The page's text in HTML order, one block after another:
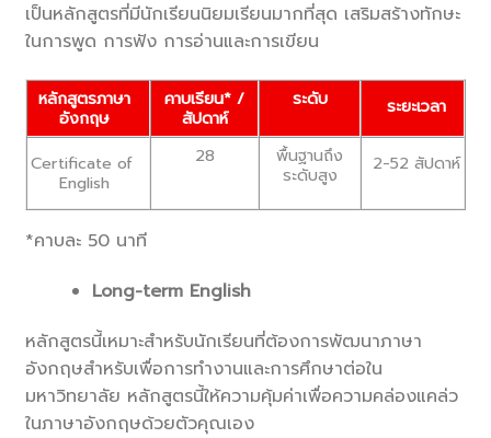
เป็นหลักสูตรที่มีนักเรียนนิยมเรียนมากที่สุด เสริมสร้างทักษะ
ในการพูด การฟัง การอ่านและการเขียน
หลักสูตรภาษา
อังกฤษ
คาบเรียน* /
สัปดาห์
ระดับ ระยะเวลา
Certificate of
English
28
พื้นฐานถึง
ระดับสูง
2-52 สัปดาห์
*คาบละ 50 นาที
Long-term English
หลักสูตรนี้เหมาะสำหรับนักเรียนที่ต้องการพัฒนาภาษา
อังกฤษสำหรับเพื่อการทำงานและการศึกษาต่อใน
มหาวิทยาลัย หลักสูตรนี้ให้ความคุ้มค่าเพื่อความคล่องแคล่ว
ในภาษาอังกฤษด้วยตัวคุณเอง